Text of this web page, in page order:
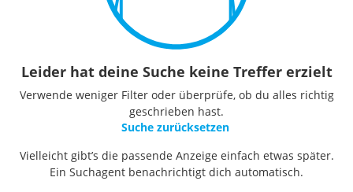
Leider hat deine Suche keine Treffer erzielt
Verwende weniger Filter oder überprüfe, ob du alles richtig
geschrieben hast.
Suche zurücksetzen
Vielleicht gibt’s die passende Anzeige einfach etwas später.
Ein Suchagent benachrichtigt dich automatisch.